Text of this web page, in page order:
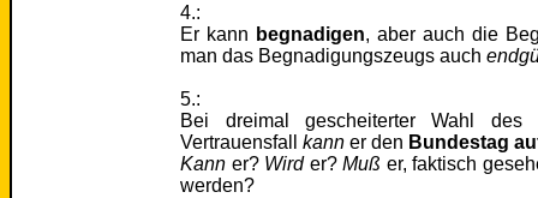
4.:
Er kann begnadigen, aber auch die
man das Begnadigungszeugs auch
5.:
Bei dreimal gescheiterter Wahl des
Vertrauensfallkann er den Bundestag
Kann er? Wirder?Muß er, faktisch
werden?